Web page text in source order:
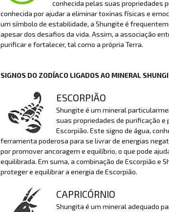
conhecida pelas suas propriedades
conhecida por ajudar a eliminar toxinas físicas e
um símbolo de estabilidade, a Shungite é
apesar dos desafios da vida. Assim, a associação
purificar e fortalecer, tal como a própria Terra.
SIGNOS DO ZODÍACO LIGADOS AO MINERAL
ESCORPIÃO
Shungite é um mineral
suas propriedades de purificação
Escorpião. Este signo de água,
ferramenta poderosa para se livrar de energias
por promover ancoragem e equilíbrio, o que pode
equilibrada. Em suma, a combinação de Escorpião e
proteger e equilibrar a energia de Escorpião.
CAPRICÓRNIO
Shungita é um mineral adequado